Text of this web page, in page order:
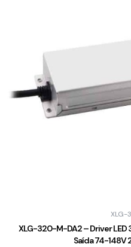
XLG-
XLG-320-M-DA2 – Driver
Saída 74-148V